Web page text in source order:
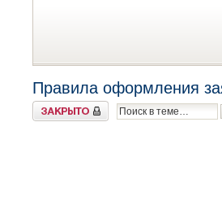
Правила оформления
Закрыто